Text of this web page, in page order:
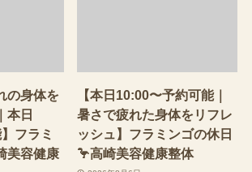
の身体を
本日
フラミ
美容健康
【本日10:00〜予約可能｜
暑さで疲れた身体をリフレ
ッシュ】フラミンゴの休日
🦩高崎美容健康整体